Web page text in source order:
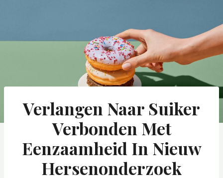
Verlangen Naar Suiker
Verbonden Met
Eenzaamheid In Nieuw
Hersenonderzoek